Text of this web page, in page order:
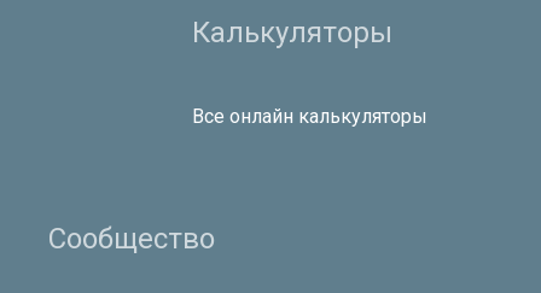
Калькуляторы
Все онлайн калькуляторы
Сообщество